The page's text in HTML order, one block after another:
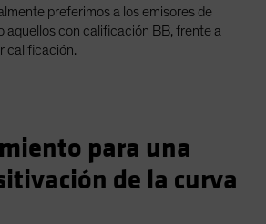
preferimos a los emisores de
aquellos con calificación BB, frente a
calificación.
para una
de la curva